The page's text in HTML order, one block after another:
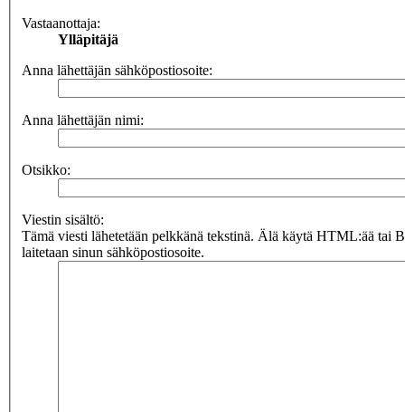
Vastaanottaja:
Ylläpitäjä
Anna lähettäjän sähköpostiosoite:
Anna lähettäjän nimi:
Otsikko:
Viestin sisältö:
Tämä viesti lähetetään pelkkänä tekstinä. Älä käytä HTML:ää tai
laitetaan sinun sähköpostiosoite.